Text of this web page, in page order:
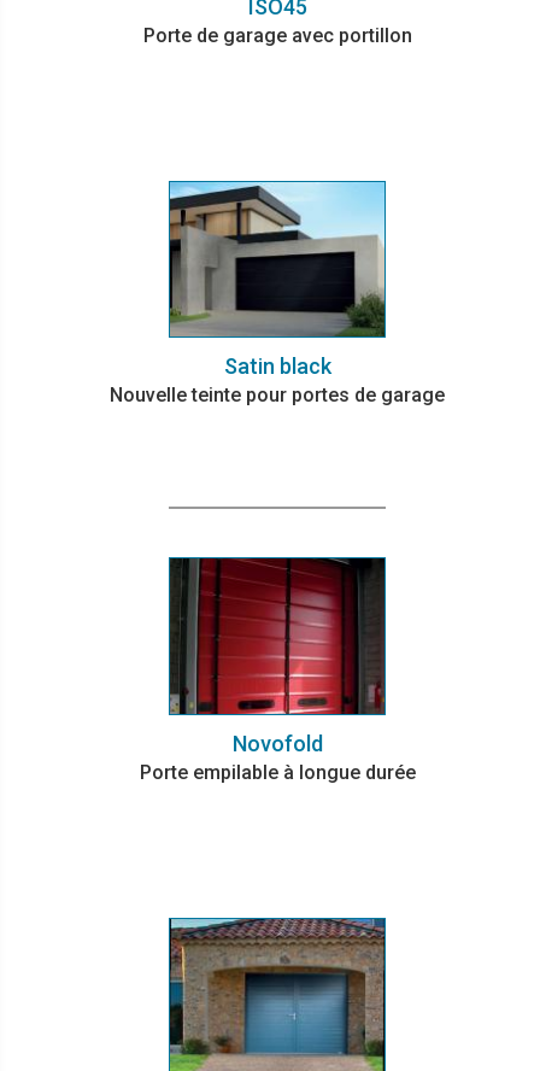
ISO45
Porte de garage avec portillon
Satin black
Nouvelle teinte pour portes de garage
Novofold
Porte empilable à longue durée